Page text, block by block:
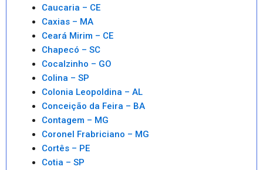
Caucaria – CE
Caxias – MA
Ceará Mirim – CE
Chapecó – SC
Cocalzinho – GO
Colina – SP
Colonia Leopoldina – AL
Conceição da Feira – BA
Contagem – MG
Coronel Frabriciano – MG
Cortês – PE
Cotia – SP